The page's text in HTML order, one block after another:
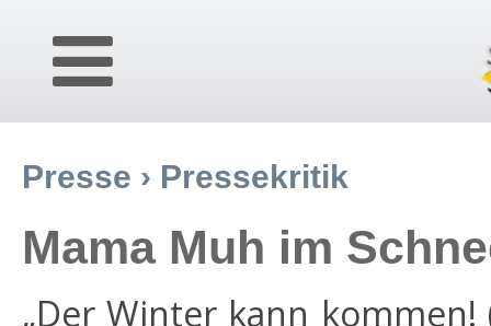
Presse › Pressekritik
Mama Muh im
„Der Winter kann kommen!